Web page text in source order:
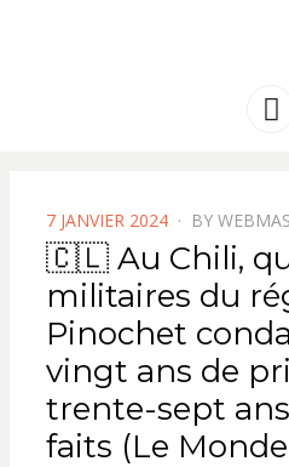
POSTED
ON
7 JANVIER 2024 BY
🇨🇱 Au Chili,
militaires du
Pinochet
vingt ans de
trente-sept
faits (Le